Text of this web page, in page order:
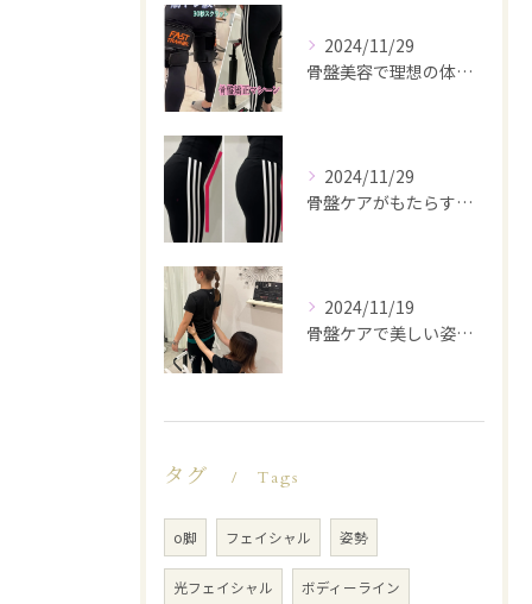
2024/11/29
骨盤美容で理想の体型を実現
2024/11/29
骨盤ケアがもたらす美と健康
2024/11/19
骨盤ケアで美しい姿勢を手に入れる
タグ Tags
o脚 フェイシャル 姿勢
光フェイシャル ボディーライン